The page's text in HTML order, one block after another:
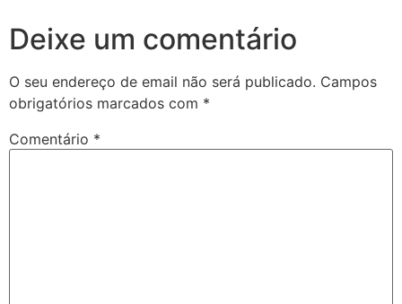
Deixe um comentário
O seu endereço de email não será publicado. Campos
obrigatórios marcados com *
Comentário *